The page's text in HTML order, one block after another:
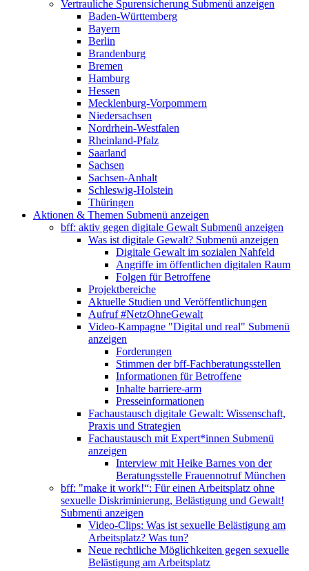
Vertrauliche Spurensicherung Submenü anzeigen
Baden-Württemberg
Bayern
Berlin
Brandenburg
Bremen
Hamburg
Hessen
Mecklenburg-Vorpommern
Niedersachsen
Nordrhein-Westfalen
Rheinland-Pfalz
Saarland
Sachsen
Sachsen-Anhalt
Schleswig-Holstein
Thüringen
Aktionen & Themen Submenü anzeigen
bff: aktiv gegen digitale Gewalt Submenü anzeigen
Was ist digitale Gewalt? Submenü anzeigen
Digitale Gewalt im sozialen Nahfeld
Angriffe im öffentlichen digitalen Raum
Folgen für Betroffene
Projektbereiche
Aktuelle Studien und Veröffentlichungen
Aufruf #NetzOhneGewalt
Video-Kampagne "Digital und real" Submenü
anzeigen
Forderungen
Stimmen der bff-Fachberatungsstellen
Informationen für Betroffene
Inhalte barriere-arm
Presseinformationen
Fachaustausch digitale Gewalt: Wissenschaft,
Praxis und Strategien
Fachaustausch mit Expert*innen Submenü
anzeigen
Interview mit Heike Barnes von der
Beratungsstelle Frauennotruf München
bff: "make it work!“: Für einen Arbeitsplatz ohne
sexuelle Diskriminierung, Belästigung und Gewalt!
Submenü anzeigen
Video-Clips: Was ist sexuelle Belästigung am
Arbeitsplatz? Was tun?
Neue rechtliche Möglichkeiten gegen sexuelle
Belästigung am Arbeitsplatz